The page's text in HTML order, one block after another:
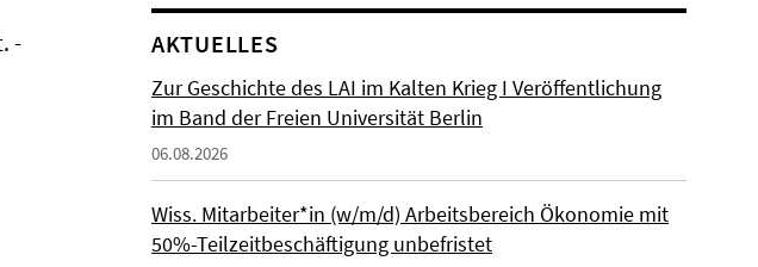
-
AKTUELLES
Zur Geschichte des LAI im Kalten Krieg I Veröffentlichung
im Band der Freien Universität Berlin
06.08.2026
Wiss. Mitarbeiter*in (w/m/d) Arbeitsbereich Ökonomie mit
50%-Teilzeitbeschäftigung unbefristet